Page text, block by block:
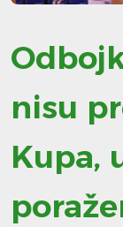
nisu
Kupa,